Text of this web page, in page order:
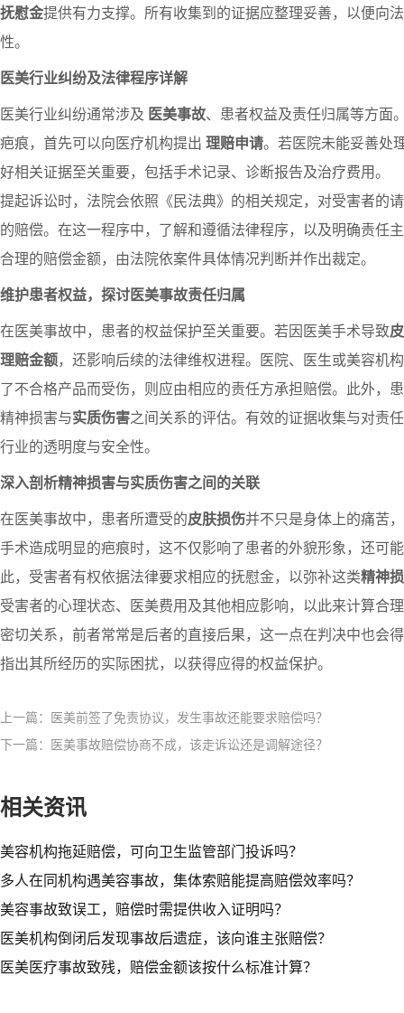
抚慰金提供有力支撑。所有收集到的证据应整理妥善，以便向
性。
医美行业纠纷及法律程序详解
医美行业纠纷通常涉及 医美事故、患者权益及责任归属等方面
疤痕，首先可以向医疗机构提出 理赔申请。若医院未能妥善处
好相关证据至关重要，包括手术记录、诊断报告及治疗费用。
提起诉讼时，法院会依照《民法典》的相关规定，对受害者的
的赔偿。在这一程序中，了解和遵循法律程序，以及明确责任
合理的赔偿金额，由法院依案件具体情况判断并作出裁定。
维护患者权益，探讨医美事故责任归属
在医美事故中，患者的权益保护至关重要。若因医美手术导致
理赔金额，还影响后续的法律维权进程。医院、医生或美容机
了不合格产品而受伤，则应由相应的责任方承担赔偿。此外，
精神损害与实质伤害之间关系的评估。有效的证据收集与对责
行业的透明度与安全性。
深入剖析精神损害与实质伤害之间的关联
在医美事故中，患者所遭受的皮肤损伤并不只是身体上的痛苦
手术造成明显的疤痕时，这不仅影响了患者的外貌形象，还可
此，受害者有权依据法律要求相应的抚慰金，以弥补这类精神
受害者的心理状态、医美费用及其他相应影响，以此来计算合
密切关系，前者常常是后者的直接后果，这一点在判决中也会
指出其所经历的实际困扰，以获得应得的权益保护。
上一篇：医美前签了免责协议，发生事故还能要求赔偿吗？
下一篇：医美事故赔偿协商不成，该走诉讼还是调解途径？
相关资讯
美容机构拖延赔偿，可向卫生监管部门投诉吗？​
多人在同机构遇美容事故，集体索赔能提高赔偿效率吗？​
美容事故致误工，赔偿时需提供收入证明吗？​
医美机构倒闭后发现事故后遗症，该向谁主张赔偿？
医美医疗事故致残，赔偿金额该按什么标准计算？